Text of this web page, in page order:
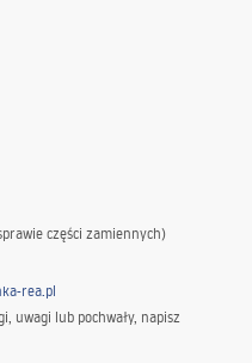
części zamiennych)
rea.pl
uwagi lub pochwały, napisz